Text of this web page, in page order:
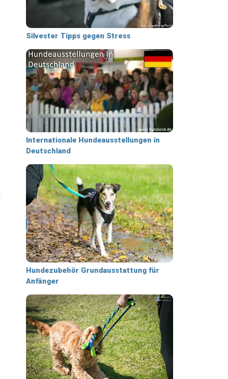
Silvester Tipps gegen Stress
Internationale Hundeausstellungen in
Deutschland
Hundezubehör Grundausstattung für
Anfänger